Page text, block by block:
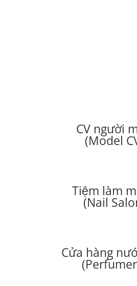
CV người
(Model
Tiệm làm
(Nail
Cửa hàng